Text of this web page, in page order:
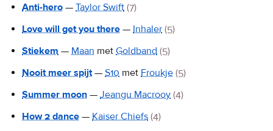
Anti-hero — Taylor Swift (7)
Love will get you there — Inhaler (5)
Stiekem — Maan met Goldband (5)
Nooit meer spijt— S10 met Froukje (5)
Summer moon — Jeangu Macrooy (4)
How 2 dance — Kaiser Chiefs (4)